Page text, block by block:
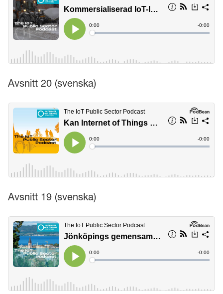
Avsnitt 20 (svenska)
Avsnitt 19 (svenska)